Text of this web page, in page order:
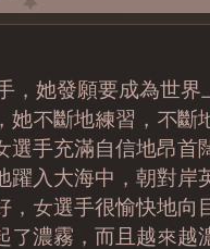
，她發願要成為世界
她不斷地練習，不斷
選手充滿自信地昂首
躍入大海中，朝對岸
，女選手很愉快地向
了濃霧，而且越來越